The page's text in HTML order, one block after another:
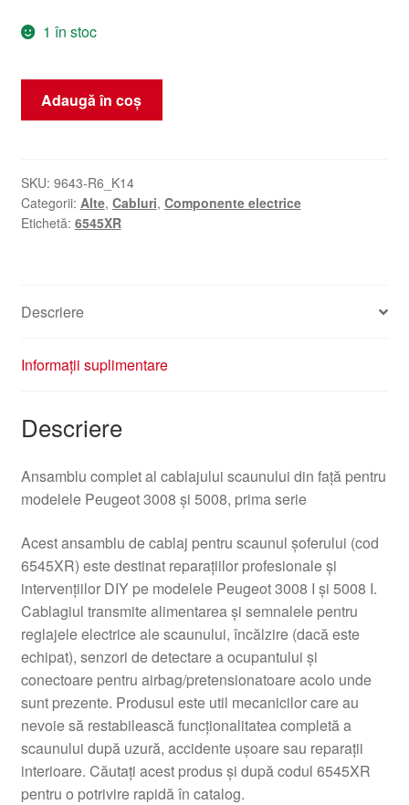
1 în stoc
Cantitate
Faisceau
scaunul
șoferului
Peugeot
Adaugă în coș
SKU: 9643-R6_K14
Categorii: Alte, Cabluri, Componente electrice
Etichetă: 6545XR
Descriere
Informații suplimentare
Descriere
Ansamblu complet al cablajului scaunului din față pentru
modelele Peugeot 3008 și 5008, prima serie
Acest ansamblu de cablaj pentru scaunul şoferului (cod
6545XR) este destinat reparațiilor profesionale și
intervențiilor DIY pe modelele Peugeot 3008 I și 5008 I.
Cablagiul transmite alimentarea și semnalele pentru
reglajele electrice ale scaunului, încălzire (dacă este
echipat), senzori de detectare a ocupantului și
conectoare pentru airbag/pretensionatoare acolo unde
sunt prezente. Produsul este util mecanicilor care au
nevoie să restabilească funcționalitatea completă a
scaunului după uzură, accidente ușoare sau reparații
interioare. Căutați acest produs și după codul 6545XR
pentru o potrivire rapidă în catalog.